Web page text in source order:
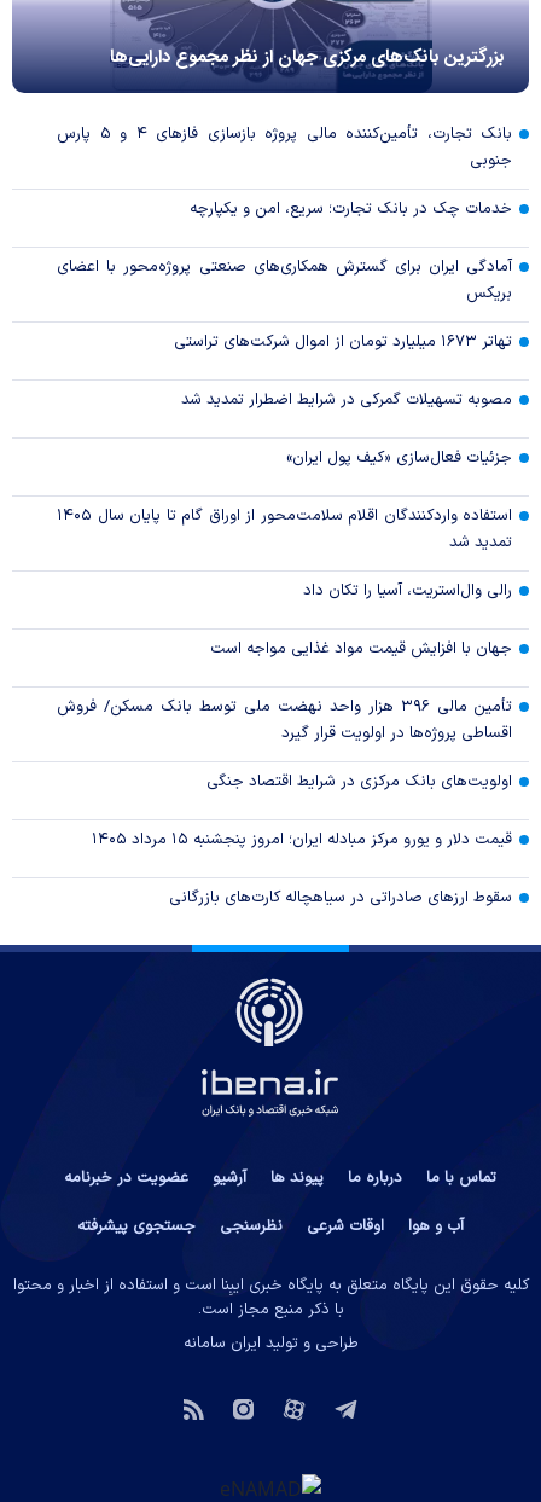
بزرگترین بانک‌های مرکزی جهان از نظر مجموع دارایی‌ها
بانک تجارت، تأمین‌کننده مالی پروژه بازسازی فاز‌های ۴ و ۵ پارس
جنوبی
خدمات چک در بانک تجارت؛ سریع، امن و یکپارچه
آمادگی ایران برای گسترش همکاری‌های صنعتی پروژه‌محور با اعضای
بریکس
تهاتر ۱۶۷۳ میلیارد تومان از اموال شرکت‌های تراستی
مصوبه تسهیلات گمرکی در شرایط اضطرار تمدید شد
جزئیات فعال‌سازی «کیف پول ایران»
استفاده واردکنندگان اقلام سلامت‌محور از اوراق گام تا پایان سال ۱۴۰۵
تمدید شد
رالی وال‌استریت، آسیا را تکان داد
جهان با افزایش قیمت مواد غذایی مواجه است
تأمین مالی ۳۹۶ هزار واحد نهضت ملی توسط بانک مسکن/ فروش
اقساطی پروژه‌ها در اولویت قرار گیرد
اولویت‌های بانک مرکزی در شرایط اقتصاد جنگی
قیمت دلار و یورو مرکز مبادله ایران؛ امروز پنجشنبه ۱۵ مرداد ۱۴۰۵
سقوط ارزهای صادراتی در سیاهچاله کارت‌های بازرگانی
تماس با ما درباره ما پیوند ها آرشیو
عضویت در خبرنامه
آب و هوا
اوقات شرعی نظرسنجی جستجوی پیشرفته
کلیه حقوق این پایگاه متعلق به پایگاه خبری ایبِنا است و استفاده از اخبار و محتوا
با ذکر منبع مجاز است.
طراحی و تولید ایران سامانه